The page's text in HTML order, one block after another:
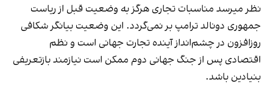
نظر میرسد مناسبات تجاری هرگز به وضعیت قبل از ریاست
جمهوری دونالد ترامپ بر نمی‌گردد. این وضعیت بیانگر شکافی
روزافزون در چشم‌انداز آینده تجارت جهانی است و نظم
اقتصادی پس از جنگ جهانی دوم ممکن است نیازمند بازتعریفی
بنیادین باشد.